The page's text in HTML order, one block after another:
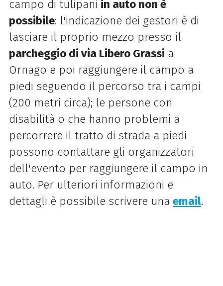
campo di tulipani in auto non è
possibile: l'indicazione dei gestori è di
lasciare il proprio mezzo presso il
parcheggio di via Libero Grassi a
Ornago e poi raggiungere il campo a
piedi seguendo il percorso tra i campi
(200 metri circa); le persone con
disabilità o che hanno problemi a
percorrere il tratto di strada a piedi
possono contattare gli organizzatori
dell'evento per raggiungere il campo in
auto. Per ulteriori informazioni e
dettagli è possibile scrivere una email.